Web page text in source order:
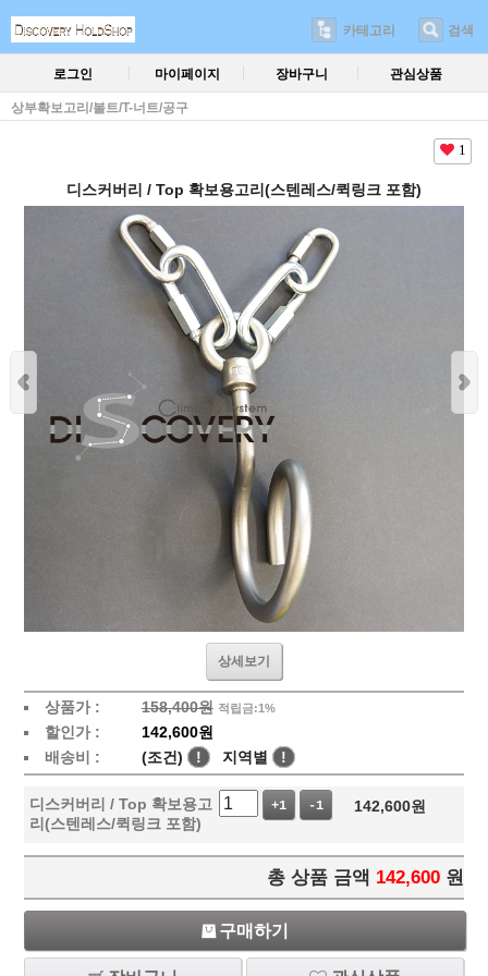
카테고리 검색
로그인 마이페이지 장바구니 관심상품
상부확보고리/볼트/T-너트/공구
1
디스커버리 / Top 확보용고리(스텐레스/퀵링크 포함)
상세보기
상품가 : 158,400원 적립금:1%
할인가 :
142,600원
배송비 :
(조건) ! 지역별 !
디스커버리 / Top 확보용고
리(스텐레스/퀵링크 포함)
+1 -1 142,600원
총 상품 금액 142,600 원
구매하기